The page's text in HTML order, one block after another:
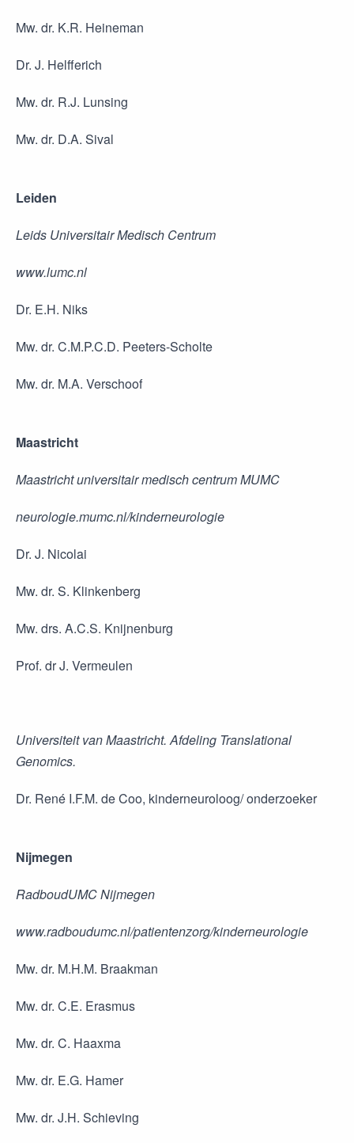
Mw. dr. K.R. Heineman
Dr. J. Helfferich
Mw. dr. R.J. Lunsing
Mw. dr. D.A. Sival
Leiden
Leids Universitair Medisch Centrum
www.lumc.nl
Dr. E.H. Niks
Mw. dr. C.M.P.C.D. Peeters-Scholte
Mw. dr. M.A. Verschoof
Maastricht
Maastricht universitair medisch centrum MUMC
neurologie.mumc.nl/kinderneurologie
Dr. J. Nicolai
Mw. dr. S. Klinkenberg
Mw. drs. A.C.S. Knijnenburg
Prof. dr J. Vermeulen
Universiteit van Maastricht. Afdeling Translational
Genomics.
Dr. René I.F.M. de Coo, kinderneuroloog/ onderzoeker
Nijmegen
RadboudUMC Nijmegen
www.radboudumc.nl/patientenzorg/kinderneurologie
Mw. dr. M.H.M. Braakman
Mw. dr. C.E. Erasmus
Mw. dr. C. Haaxma
Mw. dr. E.G. Hamer
Mw. dr. J.H. Schieving